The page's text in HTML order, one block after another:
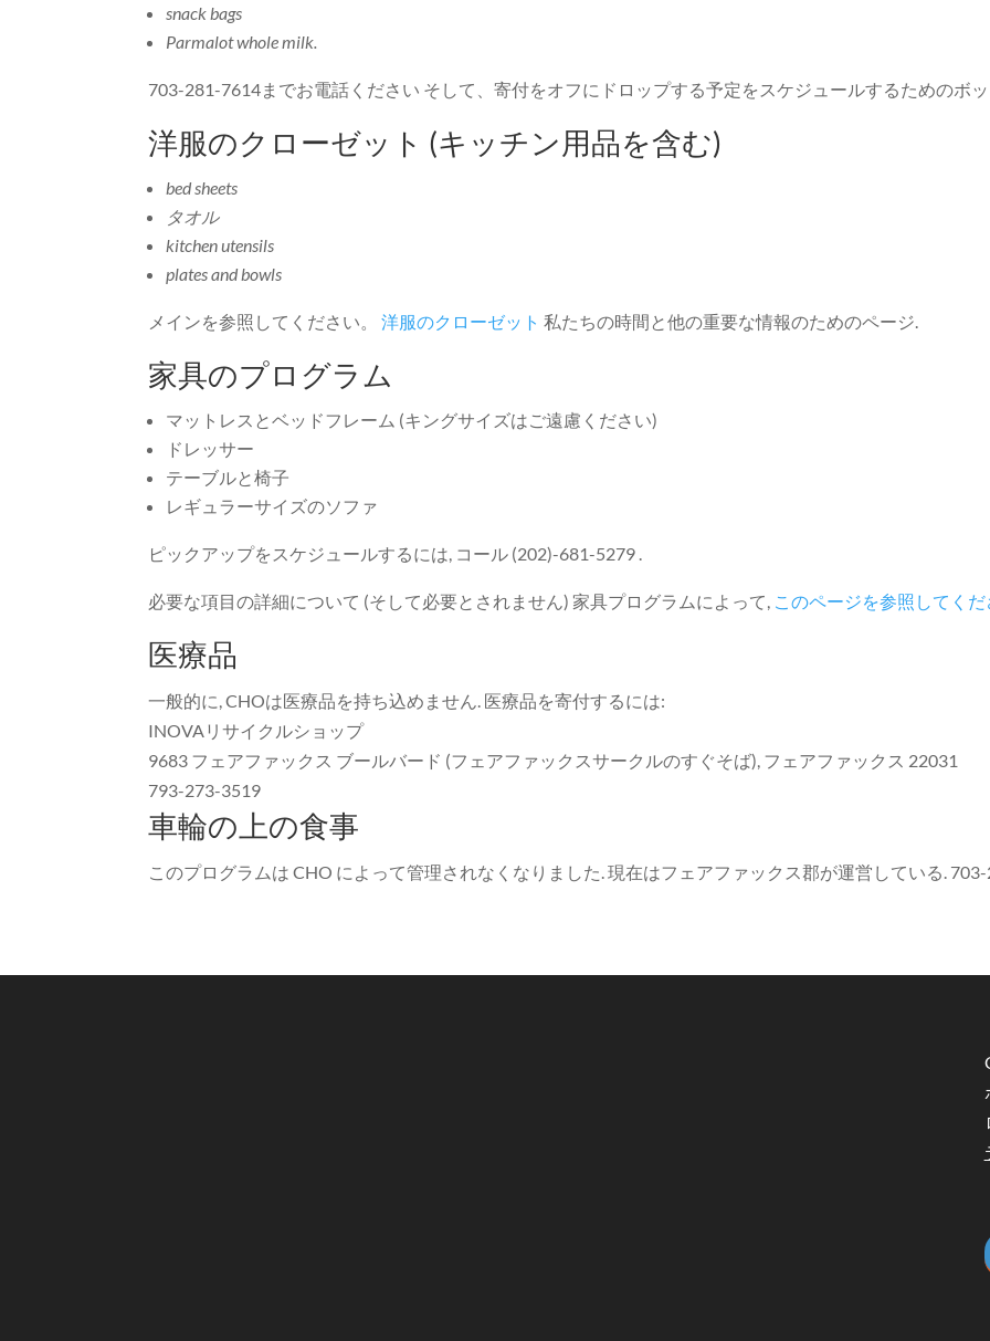
snack bags
Parmalot whole milk
703-281-7614までお電話ください そして、寄付をオフにドロップする予定をスケジュールするためのボ
洋服のクローゼット (キッチン用品を含む)
bed sheets
タオル
kitchen utensils
plates and bowls
メインを参照してください。洋服のクローゼット 私たちの時間と他の重要な情報のためのページ.
家具のプログラム
マットレスとベッドフレーム (キングサイズはご遠慮ください)
ドレッサー
テーブルと椅子
レギュラーサイズのソファ
ピックアップをスケジュールするには, コール (202)-681-5279 .
必要な項目の詳細について (そして必要とされません) 家具プログラムによって, このページを参照してく
医療品
一般的に, CHOは医療品を持ち込めません. 医療品を寄付するには:
INOVAリサイクルショップ
9683 フェアファックス ブールバード (フェアファックスサークルのすぐそば), フェアファックス 22031
793-273-3519
車輪の上の食事
このプログラムは CHO によって管理されなくなりました. 現在はフェアファックス郡が運営している.